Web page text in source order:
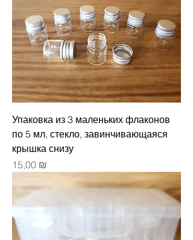
Упаковка из 3 маленьких флаконов
по 5 мл, стекло, завинчивающаяся
крышка снизу
Цена
15,00 ₪